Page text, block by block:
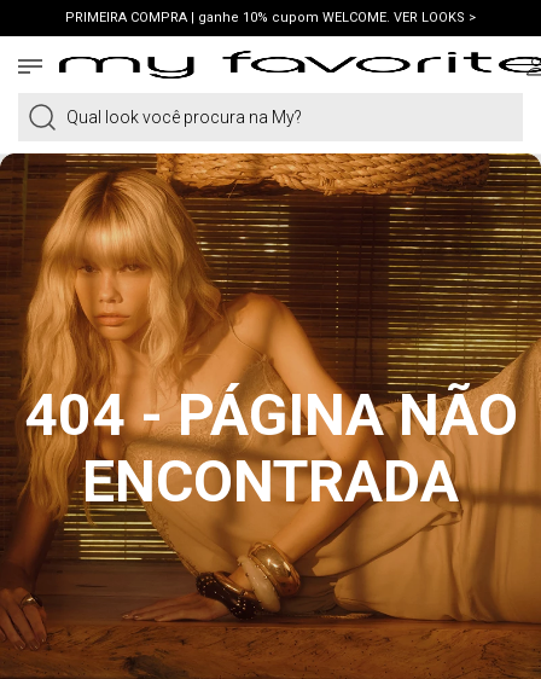
PRIMEIRA COMPRA | ganhe 10% cupom WELCOME. VER LOOKS >
FRETE GRÁTIS | em compras a partir de R$419. AMEI >
Qual look você procura na My?
404 - PÁGINA NÃO
ENCONTRADA